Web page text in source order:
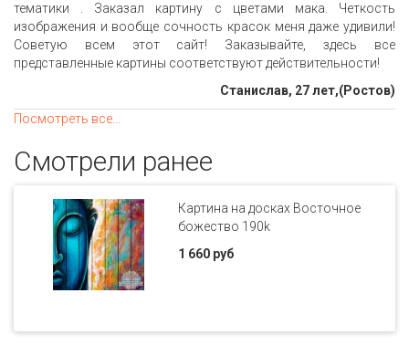
тематики . Заказал картину с цветами мака. Четкость
изображения и вообще сочность красок меня даже удивили!
Советую всем этот сайт! Заказывайте, здесь все
представленные картины соответствуют действительности!
Станислав, 27 лет,(Ростов)
Посмотреть все...
Смотрели ранее
Картина на досках Восточное
божество 190k
1 660 руб